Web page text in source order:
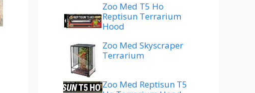
Zoo Med T5 Ho
Reptisun Terrarium
Hood
Zoo Med Skyscraper
Terrarium
Zoo Med Reptisun T5